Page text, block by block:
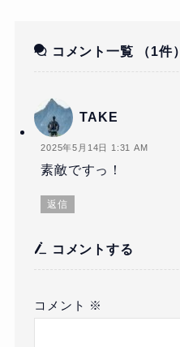
コメント一覧 （1件）
TAKE
2025年5月14日 1:31 AM
素敵ですっ！
返信
コメントする
コメント ※